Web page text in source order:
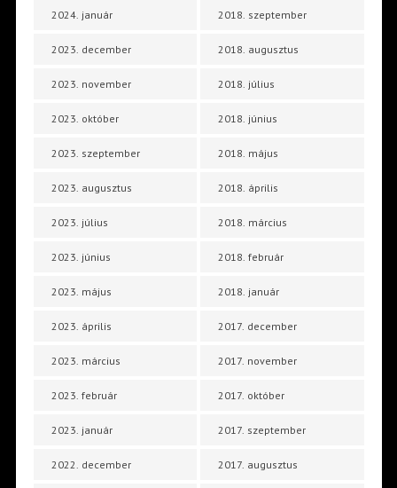
2024. január
2023. december
2023. november
2023. október
2023. szeptember
2023. augusztus
2023. július
2023. június
2023. május
2023. április
2023. március
2023. február
2023. január
2022. december
2018. szeptember
2018. augusztus
2018. július
2018. június
2018. május
2018. április
2018. március
2018. február
2018. január
2017. december
2017. november
2017. október
2017. szeptember
2017. augusztus